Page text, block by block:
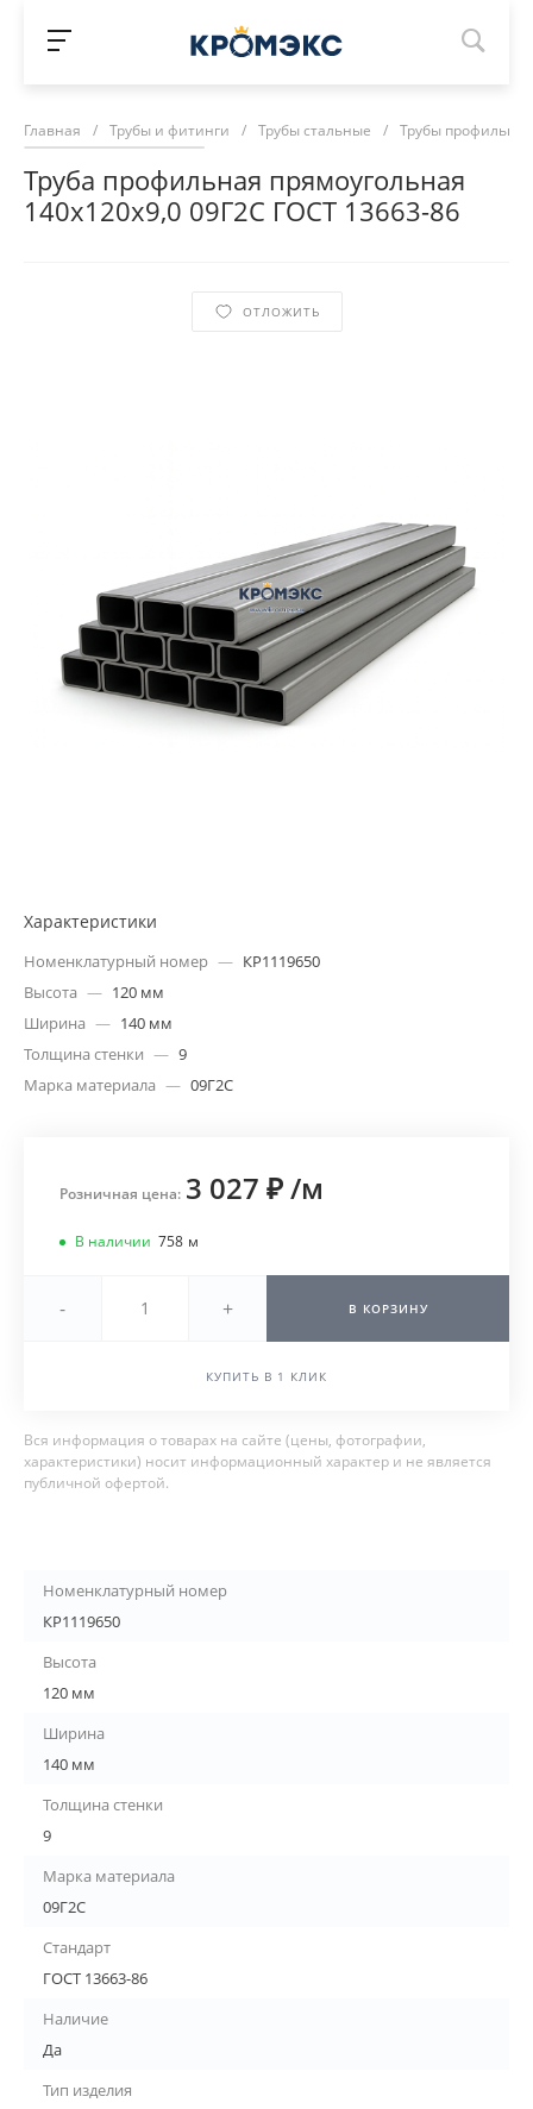
Главная / Трубы и фитинги / Трубы стальные / Трубы
Труба профильная прямоугольная
140х120х9,0 09Г2С ГОСТ 13663-86
ОТЛОЖИТЬ
Характеристики
Номенклатурный номер — КР1119650
Высота — 120 мм
Ширина — 140 мм
Толщина стенки — 9
Марка материала — 09Г2С
Розничная цена: 3 027 ₽/м
В наличии 758 м
- + В КОРЗИНУ
КУПИТЬ В 1 КЛИК
Вся информация о товарах на сайте (цены, фотографии,
характеристики) носит информационный характер и не является
публичной офертой.
Номенклатурный номер
КР1119650
Высота
120 мм
Ширина
140 мм
Толщина стенки
9
Марка материала
09Г2С
Стандарт
ГОСТ 13663-86
Наличие
Да
Тип изделия